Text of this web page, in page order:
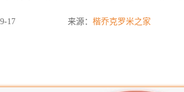
17 来源： 楷乔克罗米之家